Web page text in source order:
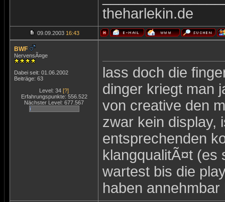
theharlekin.de
09.09.2003 16:43
BWF
NervensÃ¤ge
Dabei seit: 01.06.2002
Beiträge: 63
Level: 34 [?]
Erfahrungspunkte: 556.522
Nächster Level: 677.567
lass doch die
dinger kriegt man
von creative den
zwar kein display,
entsprechenden
klangqualitÃ¤t (es
wartest bis die
haben annehmbar